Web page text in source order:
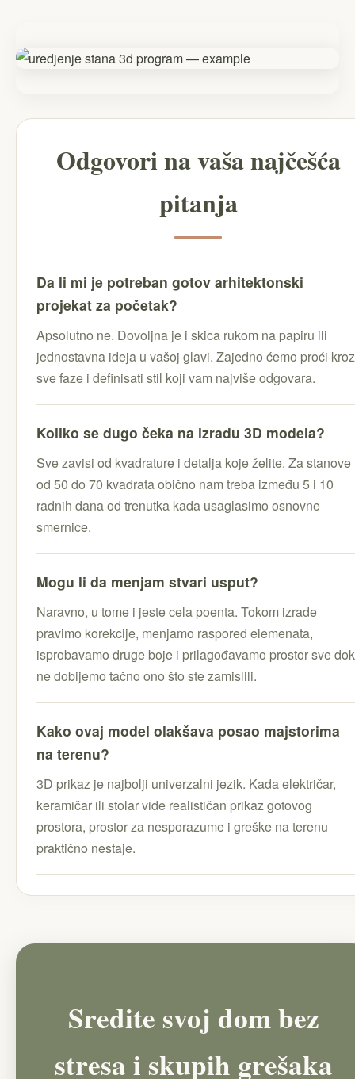
Odgovori na vaša najčešća
pitanja
Da li mi je potreban gotov arhitektonski
projekat za početak?
Apsolutno ne. Dovoljna je i skica rukom na papiru ili
jednostavna ideja u vašoj glavi. Zajedno ćemo proći kroz
sve faze i definisati stil koji vam najviše odgovara.
Koliko se dugo čeka na izradu 3D modela?
Sve zavisi od kvadrature i detalja koje želite. Za stanove
od 50 do 70 kvadrata obično nam treba između 5 i 10
radnih dana od trenutka kada usaglasimo osnovne
smernice.
Mogu li da menjam stvari usput?
Naravno, u tome i jeste cela poenta. Tokom izrade
pravimo korekcije, menjamo raspored elemenata,
isprobavamo druge boje i prilagođavamo prostor sve dok
ne dobijemo tačno ono što ste zamislili.
Kako ovaj model olakšava posao majstorima
na terenu?
3D prikaz je najbolji univerzalni jezik. Kada električar,
keramičar ili stolar vide realističan prikaz gotovog
prostora, prostor za nesporazume i greške na terenu
praktično nestaje.
Sredite svoj dom bez
stresa i skupih grešaka